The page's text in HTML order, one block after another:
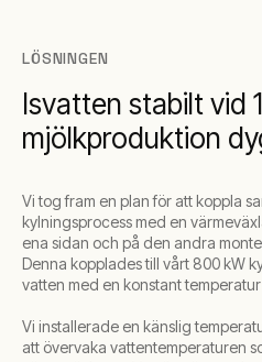
LÖSNINGEN
Isvatten stabilt vid
mjölkproduktion
Vi tog fram en plan för att koppla
kylningsprocess med en
ena sidan och på den andra
Denna kopplades till vårt 800 kW
vatten med en konstant temperatur
Vi installerade en känslig
att övervaka vattentemperaturen